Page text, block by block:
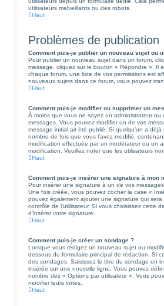
utilisateurs malveillants ou des robots.
Haut
Problèmes de publication
Comment puis-je publier un nouveau sujet ou
Pour publier un nouveau sujet dans un forum,
message, cliquez sur le bouton « Répondre ». Il
chaque forum, une liste de vos permissions est
nouveaux sujets dans ce forum, vous pouvez
Haut
Comment puis-je modifier ou supprimer un
À moins que vous ne soyez un administrateur
messages. Vous pouvez modifier un de vos
message initial ait été publié. Si quelqu’un a
nombre de fois que vous l’avez modifié,
modification effectuée par un modérateur ou un
modification. Veuillez noter que les utilisateurs
Haut
Comment puis-je insérer une signature à mon
Pour insérer une signature à un de vos
Une fois créée, vous pouvez cocher la case «
pouvez également ajouter une signature qui
contrôle de l’utilisateur. Si vous choisissez cette
d’insérer votre signature.
Haut
Comment puis-je créer un sondage ?
Lorsque vous rédigez un nouveau sujet ou
dessous du formulaire principal de rédaction. Si
des sondages. Saisissez le titre du sondage en
insérée sur une nouvelle ligne. Vous pouvez
nombre des « Options par utilisateur ». Vous
modifier leurs votes.
Haut